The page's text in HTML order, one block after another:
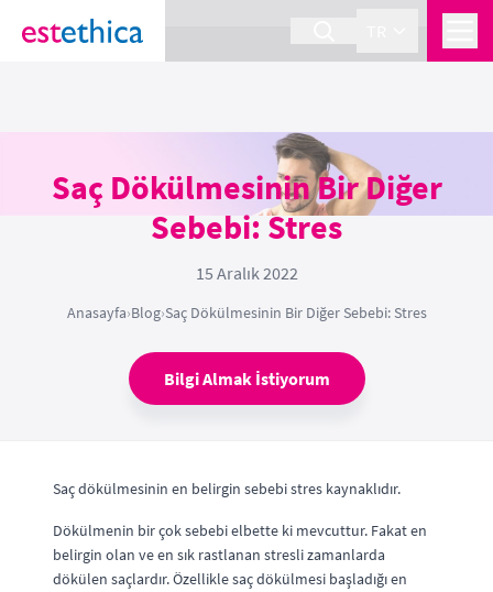
section Service {
Saç Dökülmesinin Bir Diğer
Sebebi: Stres
15 Aralık 2022
Anasayfa›Blog›Saç Dökülmesinin Bir Diğer Sebebi: Stres
Bilgi Almak İstiyorum
Saç dökülmesinin en belirgin sebebi stres kaynaklıdır.
Dökülmenin bir çok sebebi elbette ki mevcuttur. Fakat en
belirgin olan ve en sık rastlanan stresli zamanlarda
dökülen saçlardır. Özellikle saç dökülmesi başladığı en